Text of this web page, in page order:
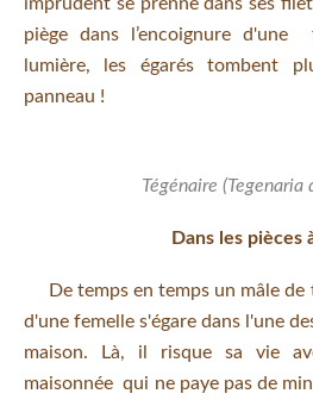
piège dans l’encoignure
lumière, les égarés tombent
panneau !
Tégénaire (Tegenaria
Dans les pièces
De temps en temps un mâle de
d'une femelle s'égare dans l'une
maison. Là, il risque sa vie
maisonnée qui ne paye pas de